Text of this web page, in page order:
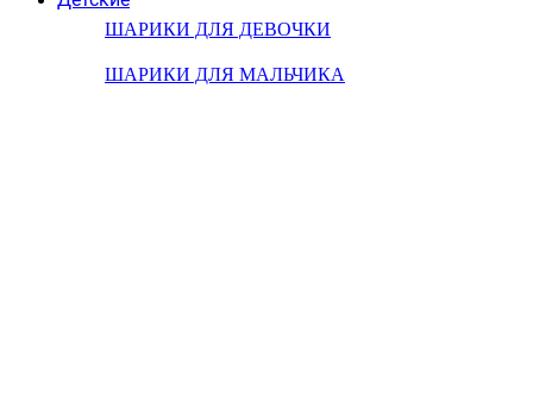
ШАРИКИ ДЛЯ ДЕВОЧКИ
ШАРИКИ ДЛЯ МАЛЬЧИКА